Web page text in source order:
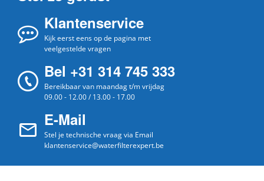
Klantenservice
Kijk eerst eens op de pagina met
veelgestelde vragen
Bel +31 314 745 333
Bereikbaar van maandag t/m vrijdag
09.00 - 12.00 / 13.00 - 17.00
E-Mail
Stel je technische vraag via Email
klantenservice@waterfilterexpert.be